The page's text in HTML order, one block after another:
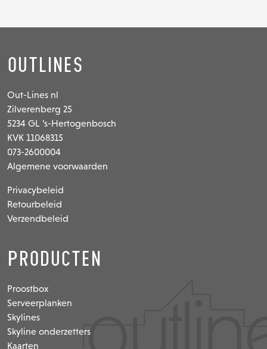
Outlines
Out-Lines nl
Zilverenberg 25
5234 GL ’s-Hertogenbosch
KVK 11068315
073-2600004
Algemene voorwaarden
Privacybeleid
Retourbeleid
Verzendbeleid
Producten
Proostbox
Serveerplanken
Skylines
Skyline onderzetters
Kaarten